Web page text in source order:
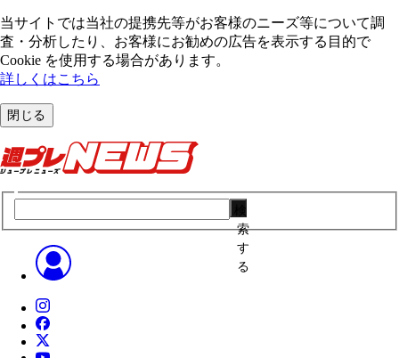
当サイトでは当社の提携先等がお客様のニーズ等について調
査・分析したり、お客様にお勧めの広告を表⽰する⽬的で
Cookie を使⽤する場合があります。
詳しくはこちら
閉じる
索
す
る